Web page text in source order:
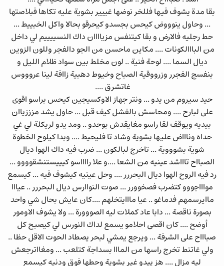
بقا مدة يشوف فيها فللخر نوضها غييير بشوية عليه تكاها فبلاصتها
... وحاول ينوووض كيحس بجسدو كيحرقو بحالا واكل الخبييط ...
حط رجليه فالارض و بقا كيتنفس مزياااان داك النسييييم لي داخل
من البااالكونات .... مكاين ماحسن من الجو دالفجر وللون الزوين
ديال السما .... لوحة فنية .. لون مخلط بين سواد ظلام الليل و
بنفسج الفجرر وزرووقية الصباح وخيوط دهبية زاافة لينا عروووس
غاتشرق ....
حيد سيروم من يدو ... ونتر جهاز الاوكسيجين كيحس براسو اقوى
على لبارح .... ومحاسش بالفشل كيف قبل ... حاول يشد مزززياان
بيديه ويوقف لقا راسو مغايقدش بوحدو .. ومد يدو لريكلة لي غي
حداه وناااض عليها بشوية وشاد تا فليحيط .... وبدا كيلوح الخطوة
شوية بشوووية ... تاخرج لبالكون ... ضرب فيه داك الهوا ديال
الصبااح تاااشد عينيه من الشعا ....و علا رااااسو كيييستنشقوووو ...
رد فيه الروح الهوا ديال البحررر .... وحل عينيه كيشوف فيه ... كيسمع
مواااجووو كتضرب فصخوورر ... صوت النواارس ديال البحررر .. عيااا
ماايرسمهم فدماغو .. عيا مااايتخلهم ....كان عايش بحال شي واحد
بصورة ناقصة ... دابا عاد كملات ليه الصووورة ... ولا يشوف الاومور
أوضح .... كان اقصى احلامو يسمع لداك النورس لي كيصبح كل
صباااح على الشرفة ... ويرجع يمشي لبحر يصطاد الحوت الاقل حظا ..
ولي غاتنط تخرج راسها من المااا بسداجة كتلعب ... ومغااترجعش
ليه مزال .... هز ييدو غير بشوية وحطها فوق ودنيه كيسمع